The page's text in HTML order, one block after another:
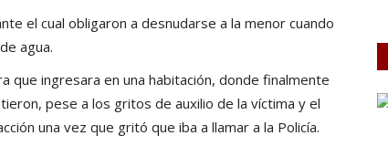
el cual obligaron a desnudarse a la menor cuando
agua.
que ingresara en una habitación, donde finalmente
pese a los gritos de auxilio de la víctima y el
una vez que gritó que iba a llamar a la Policía.